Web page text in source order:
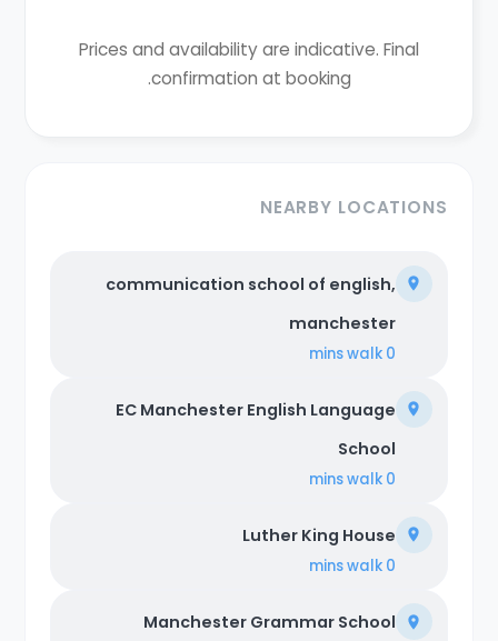
Prices and availability are indicative. Final
confirmation at booking.
NEARBY LOCATIONS
communication school of english,
manchester
0 mins
walk
EC Manchester English Language
School
0 mins
walk
Luther King House
0 mins
walk
Manchester Grammar School